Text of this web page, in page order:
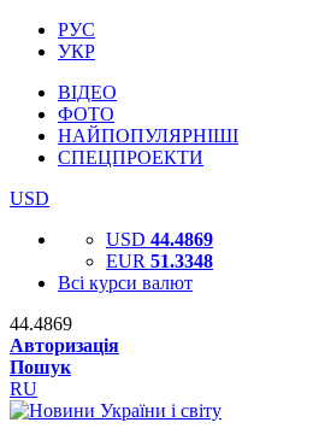
РУС
УКР
ВІДЕО
ФОТО
НАЙПОПУЛЯРНІШІ
СПЕЦПРОЕКТИ
USD
USD 44.4869
EUR 51.3348
Всі курси валют
44.4869
Авторизація
Пошук
RU